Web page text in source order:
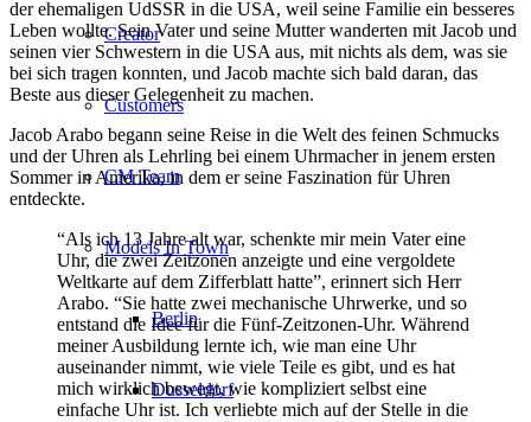
Creator
Customers
CM Team
Models In Town
Berlin
Dusseldorf
der ehemaligen UdSSR in die USA, weil seine Familie ein besseres
Leben wollte. Sein Vater und seine Mutter wanderten mit Jacob und
seinen vier Schwestern in die USA aus, mit nichts als dem, was sie
bei sich tragen konnten, und Jacob machte sich bald daran, das
Beste aus dieser Gelegenheit zu machen.
Jacob Arabo begann seine Reise in die Welt des feinen Schmucks
und der Uhren als Lehrling bei einem Uhrmacher in jenem ersten
Sommer in Amerika, in dem er seine Faszination für Uhren
entdeckte.
“Als ich 13 Jahre alt war, schenkte mir mein Vater eine
Uhr, die zwei Zeitzonen anzeigte und eine vergoldete
Weltkarte auf dem Zifferblatt hatte”, erinnert sich Herr
Arabo. “Sie hatte zwei mechanische Uhrwerke, und so
entstand die Idee für die Fünf-Zeitzonen-Uhr. Während
meiner Ausbildung lernte ich, wie man eine Uhr
auseinander nimmt, wie viele Teile es gibt, und es hat
mich wirklich bewegt, wie kompliziert selbst eine
einfache Uhr ist. Ich verliebte mich auf der Stelle in die